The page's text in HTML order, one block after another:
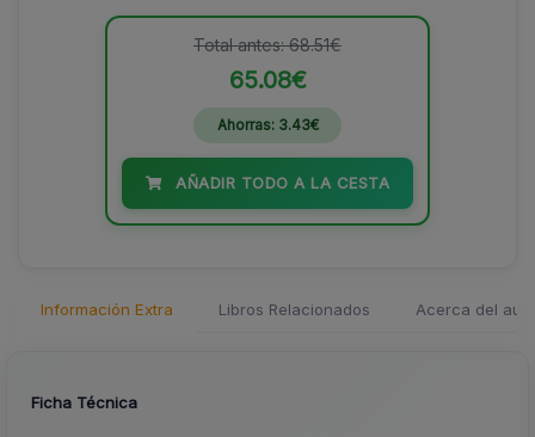
Total antes: 68.51€
65.08€
Ahorras: 3.43€
AÑADIR TODO A LA CESTA
Información Extra Libros Relacionados Acerca del
Ficha Técnica